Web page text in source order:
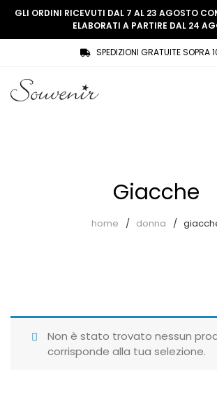
SHOP
Souvenir Privée
Giubbotti
COLLEZIONE
THREE WOMEN, ONE MEMORY
GLI ORDINI RICEVUTI DAL 7 AL 23 AGOSTO
ELABORATI A PARTIRE DAL 24
SPEDIZIONI GRATUITE SOPRA
Giacche
home donna
Non è stato trovato nessun
corrisponde alla tua selezione.